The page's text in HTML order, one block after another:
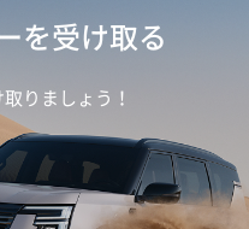
を受け取る
りましょう！